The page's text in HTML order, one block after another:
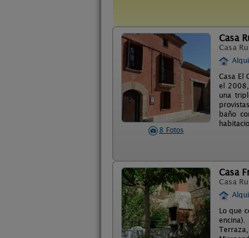
8 Fotos
Casa
Casa
Casa El
el 2008,
una
baño
Casa
Casa
Lo que
encina).